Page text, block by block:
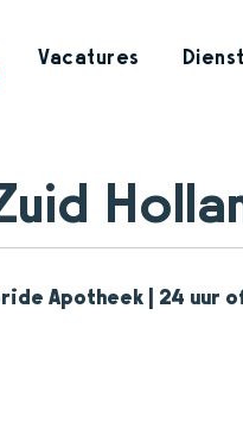
Vacatures
Apotheek | 24 uur of